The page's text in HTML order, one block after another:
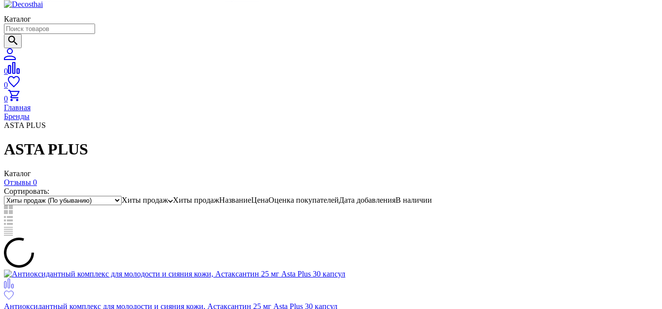
Каталог
0
0
0
Главная
Бренды
ASTA PLUS
ASTA PLUS
Каталог
Отзывы 0
Сортировать:
Хиты продаж
Хиты продажНазваниеЦенаОценка покупателейДата добавленияВ наличии
Антиоксидантный комплекс для молодости и сияния кожи, Астаксантин 25 мг Asta Plus 30 капсул